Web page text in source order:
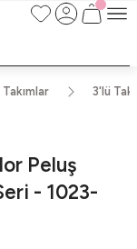
Fiyatları Görebilmek
Fiyatları Görebilmek
Takımlar 3'lü
Peluş
- 1023-